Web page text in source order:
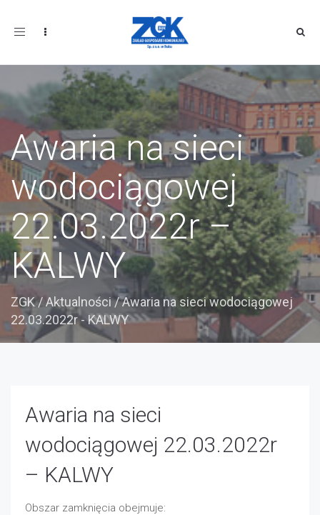
Toggle
Awaria na sieci
wodociągowej
22.03.2022r –
KALWY
ZGK/Aktualności/Awaria na sieci wodociągowej
22.03.2022r - KALWY
Awaria na sieci
wodociągowej 22.03.2022r
– KALWY
Obszar zamknięcia obejmuje: